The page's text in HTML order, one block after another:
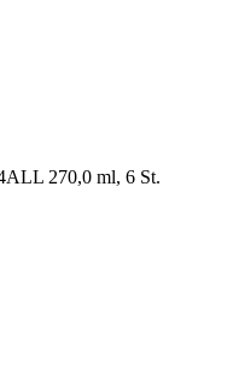
270,0 ml, 6 St.